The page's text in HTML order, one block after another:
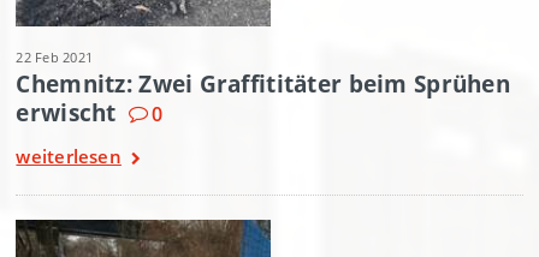
22 Feb 2021
Chemnitz: Zwei Graffititäter beim Sprühen
erwischt
0
weiterlesen